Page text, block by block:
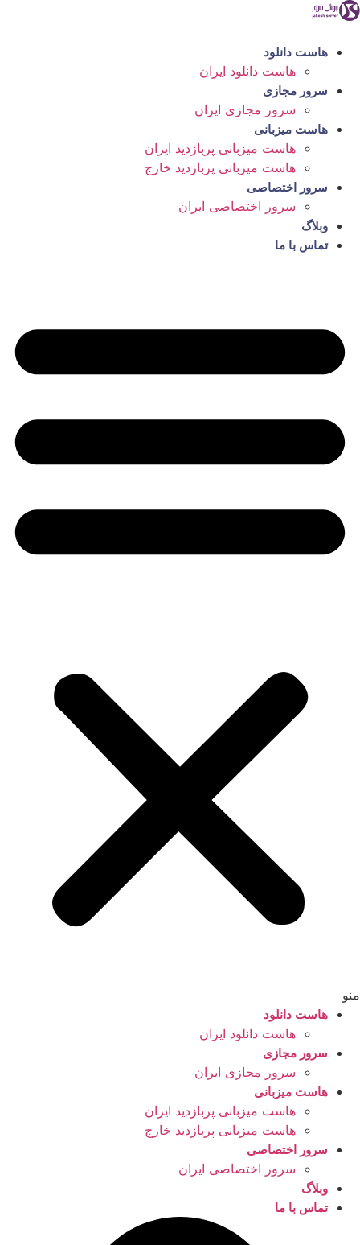
پرش
محتوا
هاست دانلود
هاست دانلود ایران
سرور مجازی
سرور مجازی ایران
هاست میزبانی
هاست میزبانی پربازدید ایران
هاست میزبانی پربازدید خارج
سرور اختصاصی
سرور اختصاصی ایران
وبلاگ
تماس با ما
منو
هاست دانلود
هاست دانلود ایران
سرور مجازی
سرور مجازی ایران
هاست میزبانی
هاست میزبانی پربازدید ایران
هاست میزبانی پربازدید خارج
سرور اختصاصی
سرور اختصاصی ایران
وبلاگ
تماس با ما